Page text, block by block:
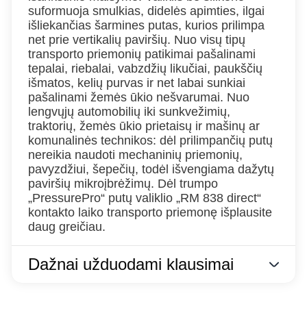
suformuoja smulkias, didelės apimties, ilgai
išliekančias šarmines putas, kurios prilimpa
net prie vertikalių paviršių. Nuo visų tipų
transporto priemonių patikimai pašalinami
tepalai, riebalai, vabzdžių likučiai, paukščių
išmatos, kelių purvas ir net labai sunkiai
pašalinami žemės ūkio nešvarumai. Nuo
lengvųjų automobilių iki sunkvežimių,
traktorių, žemės ūkio prietaisų ir mašinų ar
komunalinės technikos: dėl prilimpančių putų
nereikia naudoti mechaninių priemonių,
pavyzdžiui, šepečių, todėl išvengiama dažytų
paviršių mikroįbrėžimų. Dėl trumpo
„PressurePro“ putų valiklio „RM 838 direct“
kontakto laiko transporto priemonę išplausite
daug greičiau.
Dažnai užduodami klausimai